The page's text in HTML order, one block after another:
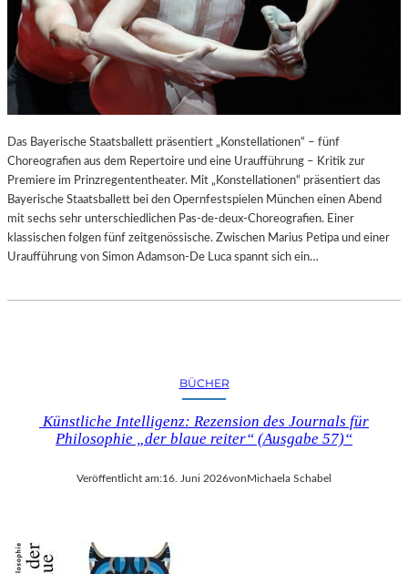
Das Bayerische Staatsballett präsentiert „Konstellationen“ – fünf
Choreografien aus dem Repertoire und eine Uraufführung – Kritik zur
Premiere im Prinzregententheater. Mit „Konstellationen“ präsentiert das
Bayerische Staatsballett bei den Opernfestspielen München einen Abend
mit sechs sehr unterschiedlichen Pas-de-deux-Choreografien. Einer
klassischen folgen fünf zeitgenössische. Zwischen Marius Petipa und einer
Uraufführung von Simon Adamson-De Luca spannt sich ein…
BÜCHER
Künstliche Intelligenz: Rezension des Journals für
Philosophie „der blaue reiter“ (Ausgabe 57)“
Veröffentlicht am:16. Juni 2026von Michaela Schabel